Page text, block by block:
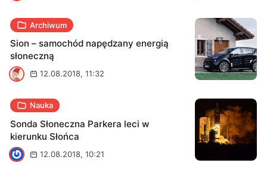
Archiwum
Sion – samochód napędzany energią
słoneczną
S
12.08.2018, 11:32
Nauka
Sonda Słoneczna Parkera leci w
kierunku Słońca
J
12.08.2018, 10:21